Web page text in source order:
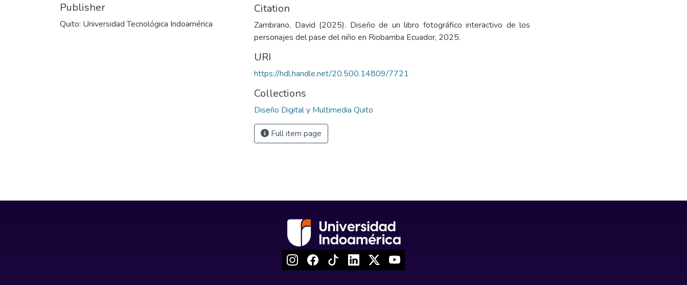
Publisher
Quito: Universidad Tecnológica Indoamérica
Citation
Zambrano, David (2025). Diseño de un libro fotográfico interactivo de los
personajes del pase del niño en Riobamba Ecuador, 2025.
URI
https://hdl.handle.net/20.500.14809/7721
Collections
Diseño Digital y Multimedia Quito
Full item page